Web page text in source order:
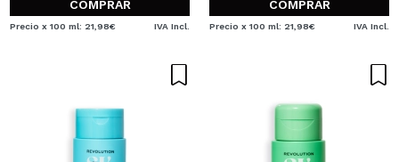
COMPRAR
Precio x 100 ml: 21,98€ IVA Incl.
COMPRAR
Precio x 100 ml: 21,98€ IVA Incl.